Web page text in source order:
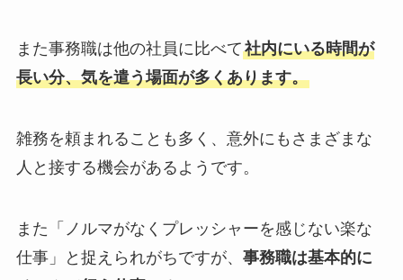
また事務職は他の社員に比べて社内にいる時間が
長い分、気を遣う場面が多くあります。
雑務を頼まれることも多く、意外にもさまざまな
人と接する機会があるようです。
また「ノルマがなくプレッシャーを感じない楽な
仕事」と捉えられがちですが、 事務職は基本的に